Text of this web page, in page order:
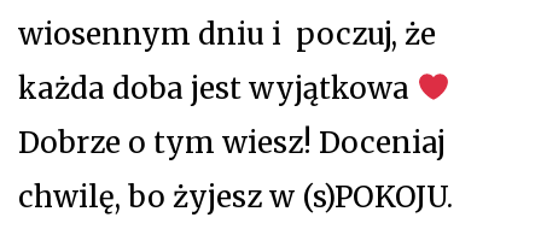
wiosennym dniu i poczuj, że
każda doba jest wyjątkowa
Dobrze o tym wiesz! Doceniaj
chwilę, bo żyjesz w (s)POKOJU.